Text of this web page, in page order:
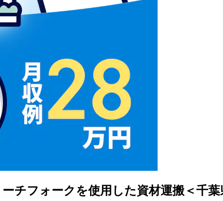
チフォークを使用した資材運搬＜千葉